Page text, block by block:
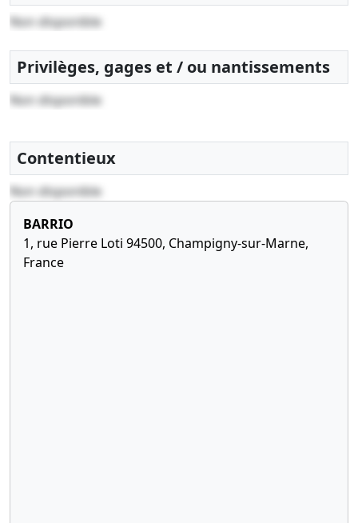
Non disponible
Privilèges, gages et / ou nantissements
Non disponible
Contentieux
Non disponible
BARRIO
1, rue Pierre Loti 94500, Champigny-sur-Marne,
France